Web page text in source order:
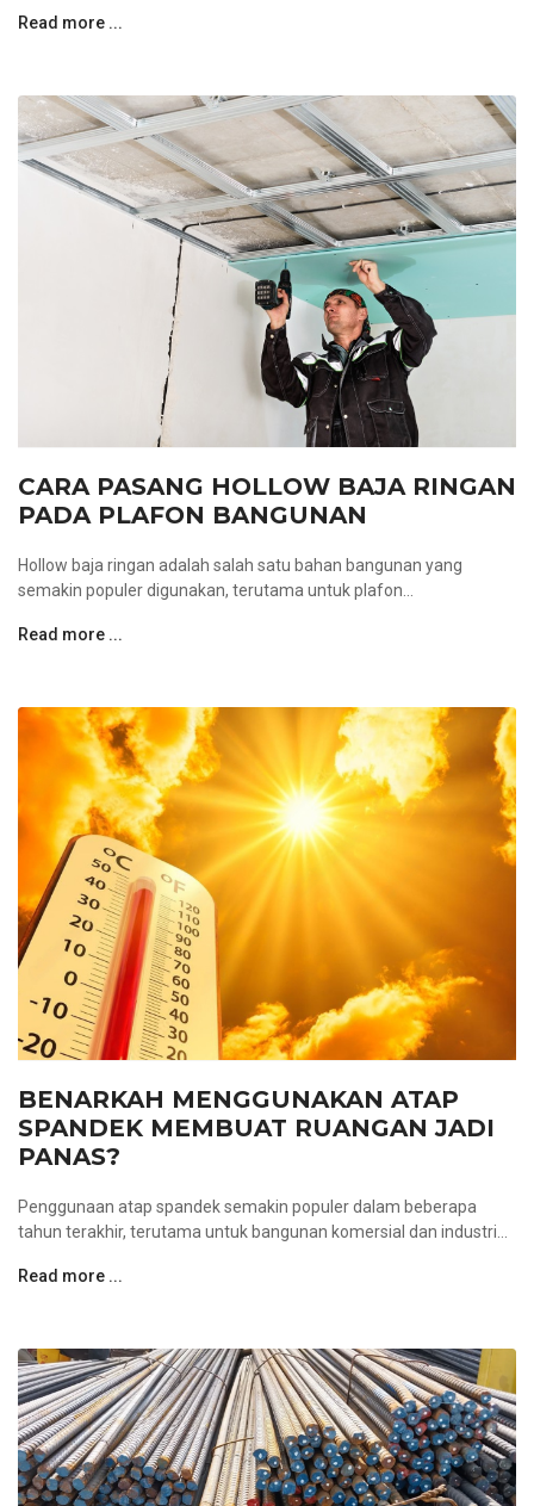
Read more ...
CARA PASANG HOLLOW BAJA RINGAN
PADA PLAFON BANGUNAN
Hollow baja ringan adalah salah satu bahan bangunan yang
semakin populer digunakan, terutama untuk plafon...
Read more ...
BENARKAH MENGGUNAKAN ATAP
SPANDEK MEMBUAT RUANGAN JADI
PANAS?
Penggunaan atap spandek semakin populer dalam beberapa
tahun terakhir, terutama untuk bangunan komersial dan industri...
Read more ...